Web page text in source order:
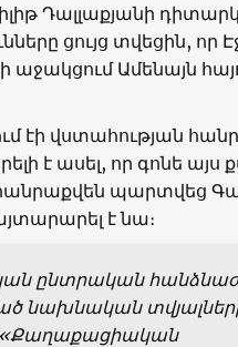
Դալլաքյանի
ցույց տվեցին, որ
աջակցում Ամենայն
էի վստահության
է ասել, որ գոնե այս
պարտվեց
է նա։
ընտրական
նախնական
«Քաղաքացիական